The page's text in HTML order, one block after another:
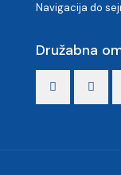
Navigacija do
Družabna